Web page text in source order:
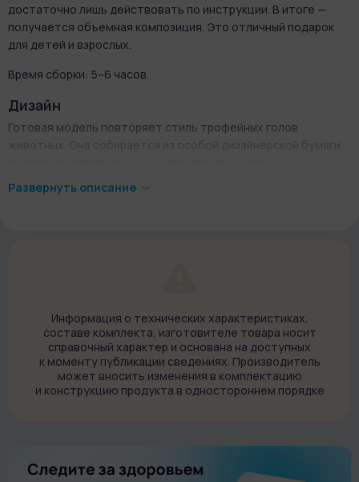
достаточно лишь действовать по инструкции. В итоге —
получается объемная композиция. Это отличный подарок
для детей и взрослых.
Время сборки: 5–6 часов.
Дизайн
Готовая модель повторяет стиль трофейных голов
животных. Она собирается из особой дизайнерской бумаги.
Как это работает?
Развернуть описание
Информация о технических характеристиках,
составе комплекта, изготовителе товара носит
справочный характер и основана на доступных
к моменту публикации сведениях. Производитель
может вносить изменения в комплектацию
и конструкцию продукта в одностороннем порядке